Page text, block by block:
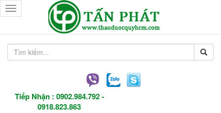
Tiếp Nhận : 0902.984.792-
0918.823.863
Toggle
navigation